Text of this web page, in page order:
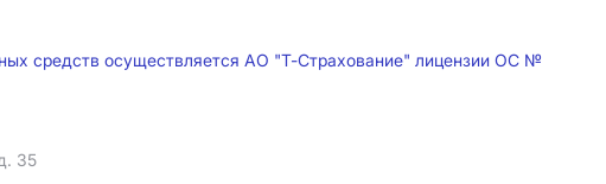
средств осуществляется АО "Т-Страхование" лицензии ОС №
35